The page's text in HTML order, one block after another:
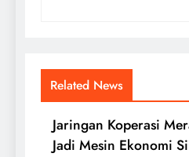
Related News
Jaringan Koperasi
Jadi Mesin Ekonomi